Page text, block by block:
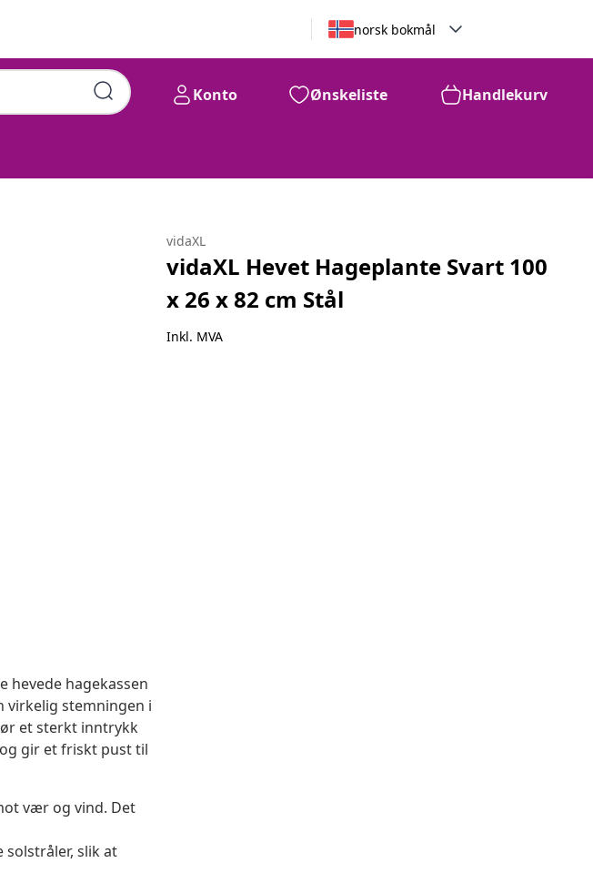
norsk bokmål
Konto Ønskeliste Handlekurv
hagekassen
virkelig stemningen i
et sterkt inntrykk
gir et friskt pust til
vær og vind. Det
solstråler, slik at
vidaXL
vidaXL Hevet Hageplante Svart 100
x 26 x 82 cm Stål
Inkl. MVA